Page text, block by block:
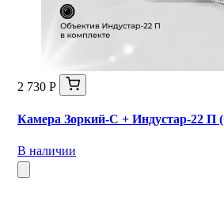
2 730 Р
Камера Зоркий-С + Индустар-22 П
В наличии